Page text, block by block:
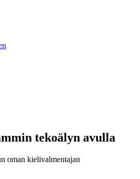
tekoälyn avulla
oman kielivalmentajan